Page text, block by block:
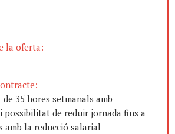
la oferta:
35 hores setmanals amb
de reduir jornada fins a
amb la reducció salarial